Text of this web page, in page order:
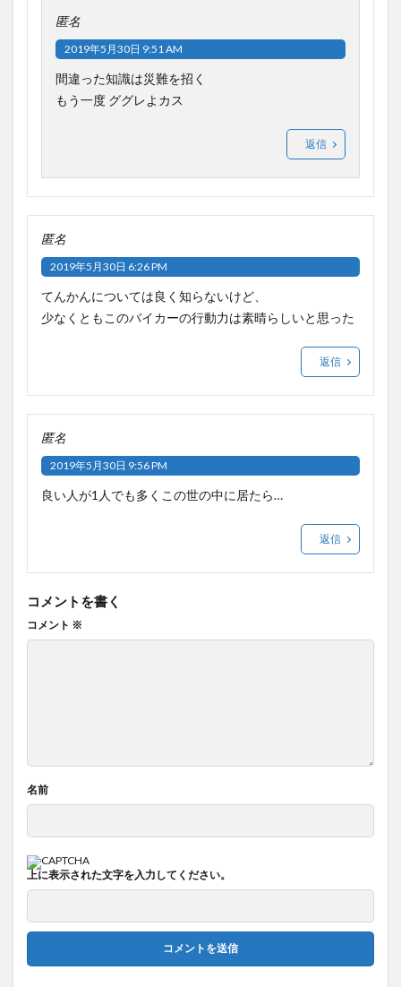
匿名
2019年5月30日 9:51 AM
間違った知識は災難を招く
もう一度 ググレよカス
返信
匿名
2019年5月30日 6:26 PM
てんかんについては良く知らないけど、
少なくともこのバイカーの行動力は素晴らしいと思った
返信
匿名
2019年5月30日 9:56 PM
良い人が1人でも多くこの世の中に居たら…
返信
コメントを書く
コメント ※
名前
上に表示された文字を入力してください。